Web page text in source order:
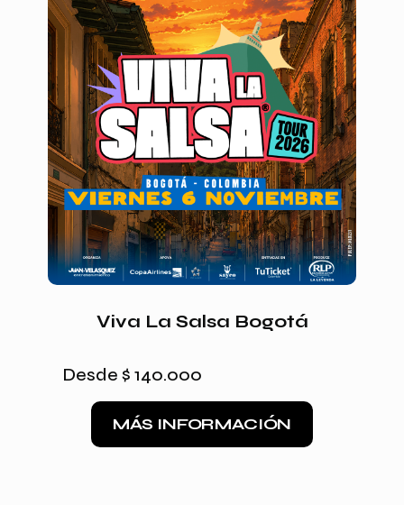
Viva La Salsa Bogotá
Desde $ 140.000
MÁS INFORMACIÓN